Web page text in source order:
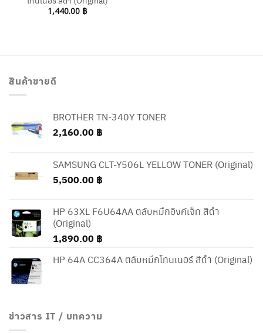
1,440.00 ฿
สินค้าขายดี
BROTHER TN-340Y TONER
2,160.00 ฿
SAMSUNG CLT-Y506L YELLOW TONER (Original)
5,500.00 ฿
HP 63XL F6U64AA ตลับหมึกอิงค์เจ็ท สีดำ
(Original)
1,890.00 ฿
HP 64A CC364A ตลับหมึกโทนเนอร์ สีดำ (Original)
ข่าวสาร IT / บทความ